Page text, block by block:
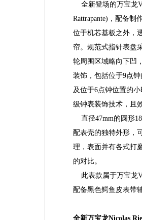
全新登场的万宝龙
Rattrapante)，配备
位于机芯基板之外，
帘。规范式指针表盘
轮周围区域略向下凹
装饰，包括位于9点
及位于6点钟位置的
级钟表装饰技术，且
直径47mm的圆形
配表壳的独特外形，
理，表面并有各式打
的对比。
此表款属于万宝龙
配备黑色鳄鱼皮表带
全新万宝龙Nicolas